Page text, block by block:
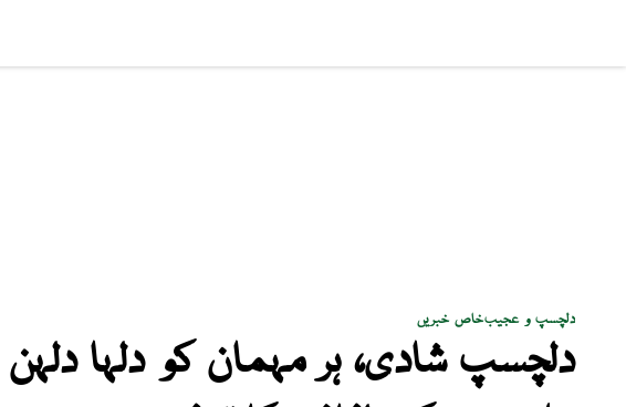
دلچسپ و عجیبخاص خبریں